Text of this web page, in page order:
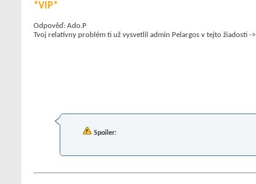
*VIP*
Odpověď: Ado.P
Tvoj relatívny problém ti už vysvetlil admin Pelargos v tejto žiadosti ->
Spoiler: